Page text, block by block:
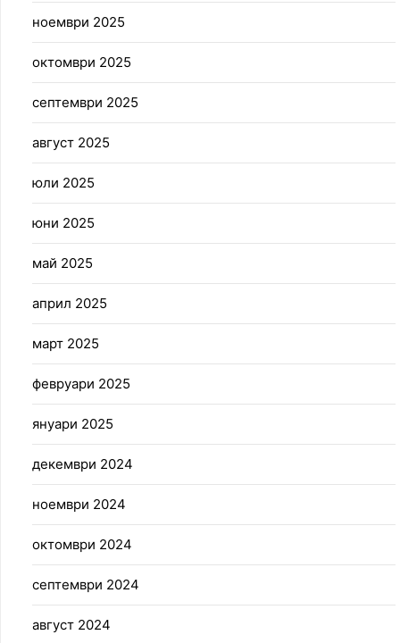
ноември 2025
октомври 2025
септември 2025
август 2025
юли 2025
юни 2025
май 2025
април 2025
март 2025
февруари 2025
януари 2025
декември 2024
ноември 2024
октомври 2024
септември 2024
август 2024